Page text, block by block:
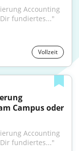
Accounting
fundiertes..."
Vollzeit
Campus oder
Accounting
fundiertes..."